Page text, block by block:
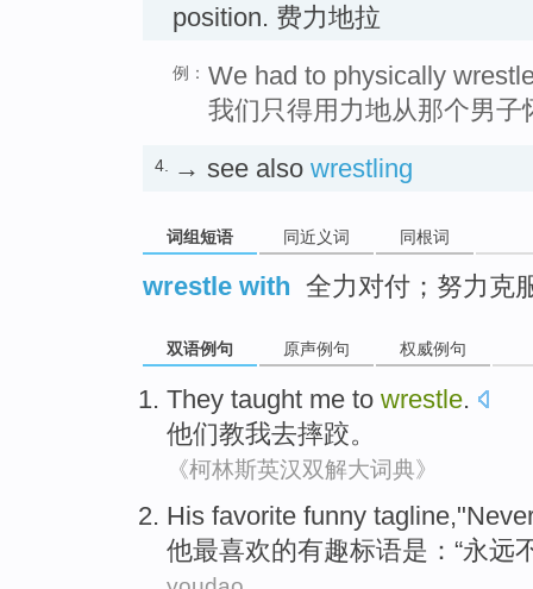
position. 费力地拉
例： We had to physically
我们只得用力地从那个男子
4. → see also wrestling
词组短语 同近义词 同根词
wrestle with 全力对付；努力克
双语例句 原声例句 权威例句
They taught me to wrestle.
他们教我去摔跤。
《柯林斯英汉双解大词典》
His favorite funny tagline,"
他最喜欢的有趣标语是：“永远